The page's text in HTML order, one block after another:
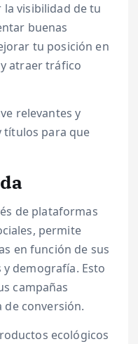
visibilidad de tu
buenas
tu posición en
atraer tráfico
relevantes y
títulos para que
de plataformas
permite
en función de sus
demografía. Esto
campañas
de conversión.
ecológicos